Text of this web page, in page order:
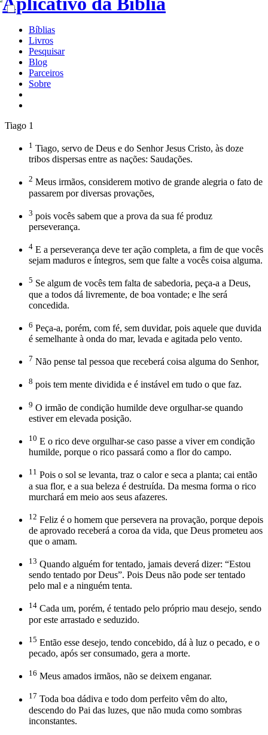
Bíblias
Livros
Pesquisar
Blog
Parceiros
Sobre
Tiago 1
1 Tiago, servo de Deus e do Senhor Jesus Cristo, às doze
tribos dispersas entre as nações: Saudações.
2 Meus irmãos, considerem motivo de grande alegria o fato de
passarem por diversas provações,
3 pois vocês sabem que a prova da sua fé produz
perseverança.
4 E a perseverança deve ter ação completa, a fim de que vocês
sejam maduros e íntegros, sem que falte a vocês coisa alguma.
5 Se algum de vocês tem falta de sabedoria, peça-a a Deus,
que a todos dá livremente, de boa vontade; e lhe será
concedida.
6 Peça-a, porém, com fé, sem duvidar, pois aquele que duvida
é semelhante à onda do mar, levada e agitada pelo vento.
7 Não pense tal pessoa que receberá coisa alguma do Senhor,
8 pois tem mente dividida e é instável em tudo o que faz.
9 O irmão de condição humilde deve orgulhar-se quando
estiver em elevada posição.
10 E o rico deve orgulhar-se caso passe a viver em condição
humilde, porque o rico passará como a flor do campo.
11 Pois o sol se levanta, traz o calor e seca a planta; cai então
a sua flor, e a sua beleza é destruída. Da mesma forma o rico
murchará em meio aos seus afazeres.
12 Feliz é o homem que persevera na provação, porque depois
de aprovado receberá a coroa da vida, que Deus prometeu aos
que o amam.
13 Quando alguém for tentado, jamais deverá dizer: “Estou
sendo tentado por Deus”. Pois Deus não pode ser tentado
pelo mal e a ninguém tenta.
14 Cada um, porém, é tentado pelo próprio mau desejo, sendo
por este arrastado e seduzido.
15 Então esse desejo, tendo concebido, dá à luz o pecado, e o
pecado, após ser consumado, gera a morte.
16 Meus amados irmãos, não se deixem enganar.
17 Toda boa dádiva e todo dom perfeito vêm do alto,
descendo do Pai das luzes, que não muda como sombras
inconstantes.